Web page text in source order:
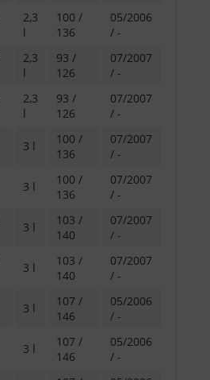
2,3
l
100 /
136
05/2006
/ -
2,3
l
93 /
126
07/2007
/ -
2,3
l
93 /
126
07/2007
/ -
3 l
100 /
136
07/2007
/ -
3 l
100 /
136
07/2007
/ -
3 l
103 /
140
07/2007
/ -
3 l
103 /
140
07/2007
/ -
3 l
107 /
146
05/2006
/ -
3 l
107 /
146
05/2006
/ -